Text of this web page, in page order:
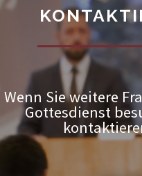
Wenn Sie weitere
Gottesdienst